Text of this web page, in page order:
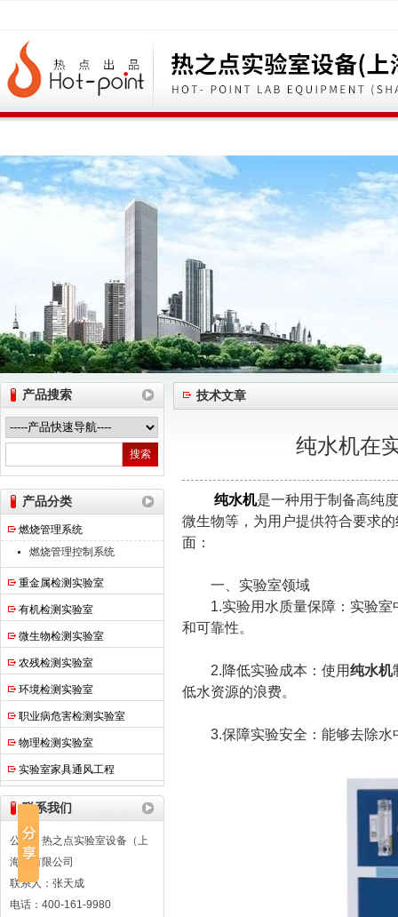
热之点实验室设备（上海）有限公司
产品搜索
产品分类
燃烧管理系统
燃烧管理控制系统
重金属检测实验室
有机检测实验室
微生物检测实验室
农残检测实验室
环境检测实验室
职业病危害检测实验室
物理检测实验室
实验室家具通风工程
联系我们
公司：热之点实验室设备（上
海）有限公司
联系人：张天成
电话：400-161-9980
技术文章
纯水机在
纯水机是一种用于制备高纯
微生物等，为用户提供符合要求
面：
一、实验室领域
1.实验用水质量保障：实验室
和可靠性。
2.降低实验成本：使用纯水机
低水资源的浪费。
3.保障实验安全：能够去除水